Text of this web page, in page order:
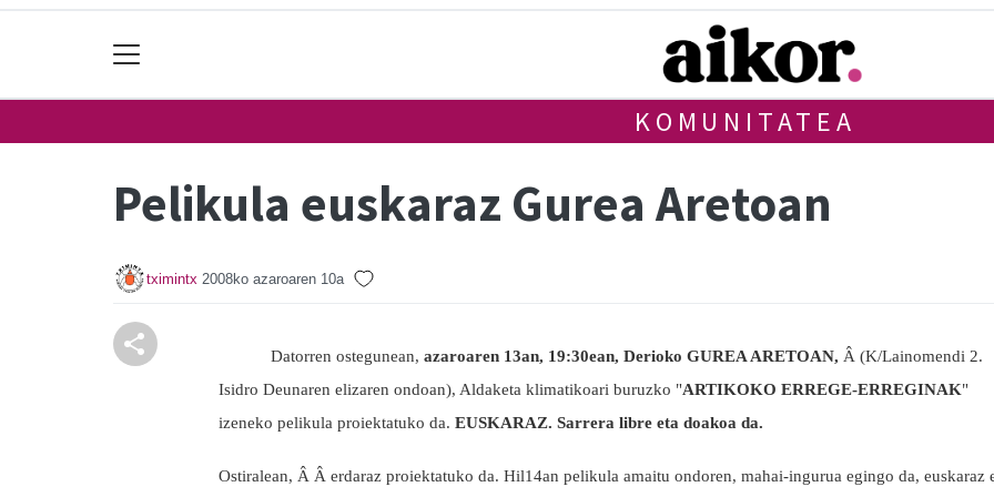
KOMUNITATEA
Pelikula euskaraz Gurea Aretoan
tximintx 2008ko azaroaren 10a
Datorren ostegunean,azaroaren 13an, 19:30ean, Derioko GUREA ARETOAN,Â (K/Lainomendi 2.
Isidro Deunaren elizaren ondoan), Aldaketa klimatikoari buruzko "ARTIKOKO ERREGE-ERREGINAK"
izeneko pelikula proiektatuko da. EUSKARAZ. Sarrera libre eta doakoa da.
Ostiralean, Â Â erdaraz proiektatuko da. Hil14an pelikula amaitu ondoren, mahai-ingurua egingo da, euskaraz